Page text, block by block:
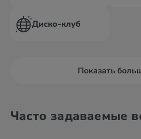
Диско-клуб
Показать
Часто задаваемые